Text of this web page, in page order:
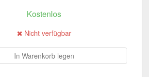
Kostenlos
Nicht verfügbar
In Warenkorb legen